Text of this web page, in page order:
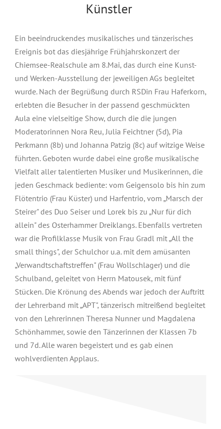
Künstler
Ein beeindruckendes musikalisches und tänzerisches
Ereignis bot das diesjährige Frühjahrskonzert der
Chiemsee-Realschule am 8.Mai, das durch eine Kunst-
und Werken-Ausstellung der jeweiligen AGs begleitet
wurde. Nach der Begrüßung durch RSDin Frau Haferkorn,
erlebten die Besucher in der passend geschmückten
Aula eine vielseitige Show, durch die die jungen
Moderatorinnen Nora Reu, Julia Feichtner (5d), Pia
Perkmann (8b) und Johanna Patzig (8c) auf witzige Weise
führten. Geboten wurde dabei eine große musikalische
Vielfalt aller talentierten Musiker und Musikerinnen, die
jeden Geschmack bediente: vom Geigensolo bis hin zum
Flötentrio (Frau Küster) und Harfentrio, vom „Marsch der
Steirer" des Duo Seiser und Lorek bis zu „Nur für dich
allein" des Osterhammer Dreiklangs. Ebenfalls vertreten
war die Profilklasse Musik von Frau Gradl mit „All the
small things", der Schulchor u.a. mit dem amüsanten
„Verwandtschaftstreffen" (Frau Wollschlager) und die
Schulband, geleitet von Herrn Matousek, mit fünf
Stücken. Die Krönung des Abends war jedoch der Auftritt
der Lehrerband mit „APT", tänzerisch mitreißend begleitet
von den Lehrerinnen Theresa Nunner und Magdalena
Schönhammer, sowie den Tänzerinnen der Klassen 7b
und 7d. Alle waren begeistert und es gab einen
wohlverdienten Applaus.